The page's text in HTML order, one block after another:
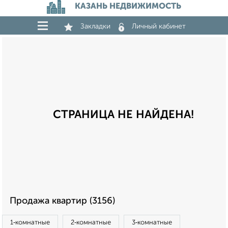
КАЗАНЬ НЕДВИЖИМОСТЬ
Закладки Личный кабинет
СТРАНИЦА НЕ НАЙДЕНА!
Продажа квартир (3156)
1‑комнатные 2‑комнатные 3‑комнатные